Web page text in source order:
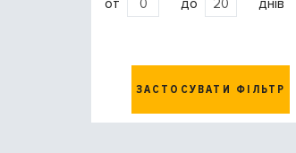
ЗАСТОСУВАТИ ФІЛЬТР